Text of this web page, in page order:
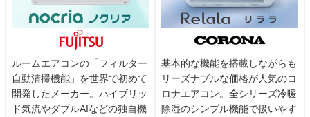
ルームエアコンの「フィルター
自動清掃機能」を世界で初めて
開発したメーカー。ハイブリッ
ド気流やダブルAIなどの独自機
基本的な機能を搭載しながらも
リーズナブルな価格が人気のコ
ロナエアコン。全シリーズ冷暖
除湿のシンプル機能で扱いやす